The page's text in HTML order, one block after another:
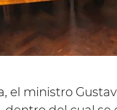
el ministro